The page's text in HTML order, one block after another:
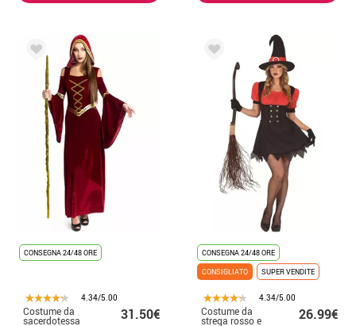
CONSEGNA 24/48 ORE
4.34/5.00
Costume da
sacerdotessa 31.50€
CONSEGNA 24/48 ORE
CONSIGLIATO
SUPER VENDITE
4.34/5.00
Costume da
strega rosso e 26.99€